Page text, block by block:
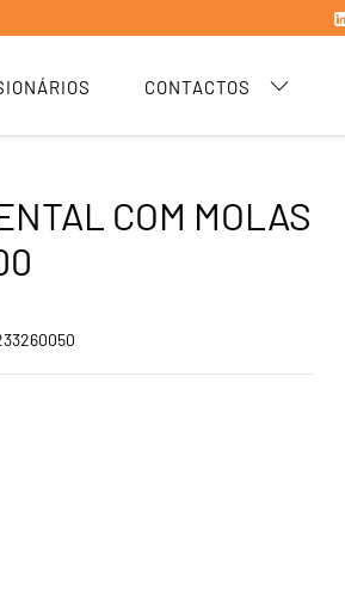
CONTACTOS
COM MOLAS